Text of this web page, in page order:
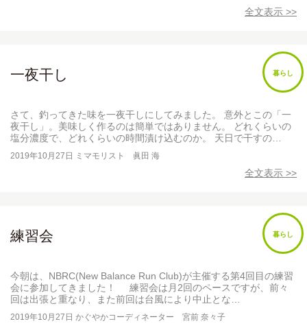
全文表示 >>
暮らし
一夜干し
さて、釣ってきた味を一夜干しにしてみました。 意外とこの「一
夜干し」。美味しく作るのは簡単ではありません。 どれくらいの
塩分濃度で、どれくらいの時間漬け込むのか。 天日で干すの…
2019年10月27日 ミマモリスト 眞田 海
全文表示 >>
暮らし
練習会
今朝は、NBRC(New Balance Run Club)が主催する第4回目の練習
会に参加してきました！ 練習会は月2回のペースですが、前々
回は出張と重なり、また前回は台風により中止とな…
2019年10月27日 かぐやかコーディネーター 宮前 奈々子